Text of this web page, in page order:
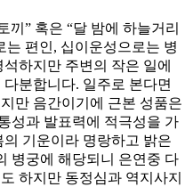
끼” 혹은 “달 밤에 하늘거리
는 편인, 십이운성으로는 병
하지만 주변의 작은 일에
분합니다. 일주로 본다면
만 음간이기에 근본 성품은
성과 발표력에 적극성을 가
기운이라 명랑하고 밝은
병궁에 해당되니 은연중 다
하지만 동정심과 역지사지